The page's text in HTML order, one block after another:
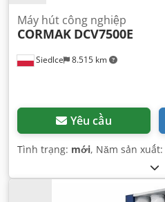
Siedlce 8.515 km
Máy hút công nghiệp
CORMAK DCV7500E
Yêu cầu
Tình trạng: mới, Năm sản xuất: